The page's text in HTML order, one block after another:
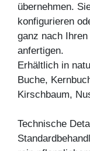
übernehmen.
konfigurieren
ganz nach
anfertigen.
Erhältlich in
Buche,
Kirschbaum,
Technische